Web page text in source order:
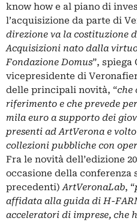
know how e al piano di
l’acquisizione da parte di
direzione va la costituzione
Acquisizioni nato dalla
Fondazione Domus”, spiega
vicepresidente di
delle principali novità, “che
riferimento e che prevede
mila euro a supporto dei
presenti ad ArtVerona e
collezioni pubbliche con
Fra le novità dell’edizione
occasione della conferenza
precedenti)ArtVeronaLab, “
affidata alla guida di H-
acceleratori di imprese, che